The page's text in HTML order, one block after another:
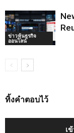
ข่าวหุ้นธุรกิจ
ออนไลน์
ทิ้งคำตอบไว้
เ